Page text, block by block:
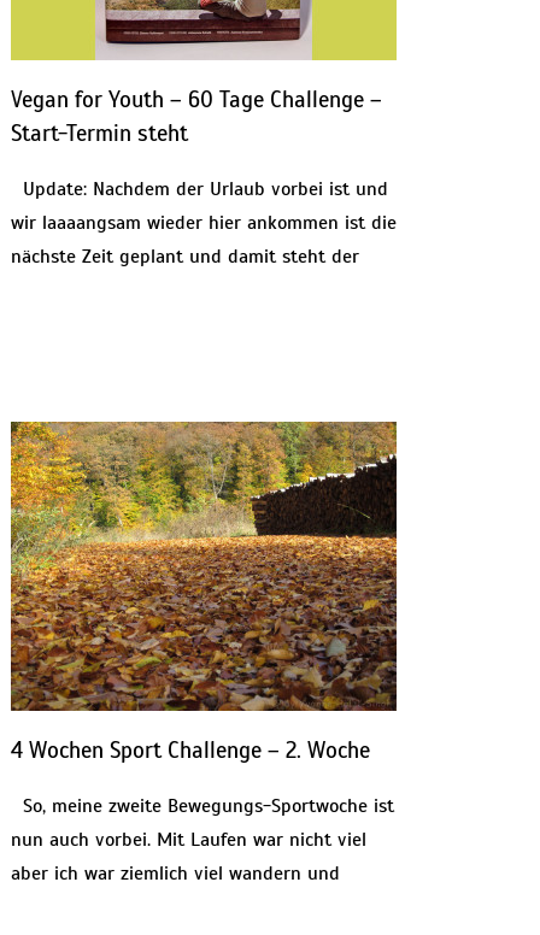
Vegan for Youth – 60 Tage Challenge –
Start-Termin steht
Update: Nachdem der Urlaub vorbei ist und
wir laaaangsam wieder hier ankommen ist die
nächste Zeit geplant und damit steht der
4 Wochen Sport Challenge – 2. Woche
So, meine zweite Bewegungs-Sportwoche ist
nun auch vorbei. Mit Laufen war nicht viel
aber ich war ziemlich viel wandern und